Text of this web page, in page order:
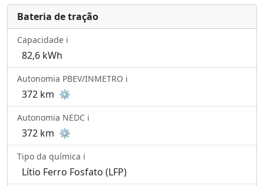
Bateria de tração
Capacidade ℹ️
82,6 kWh
Autonomia PBEV/INMETRO ℹ️
372 km ⚙️
Autonomia NEDC ℹ️
372 km ⚙️
Tipo da química ℹ️
Lítio Ferro Fosfato (LFP)